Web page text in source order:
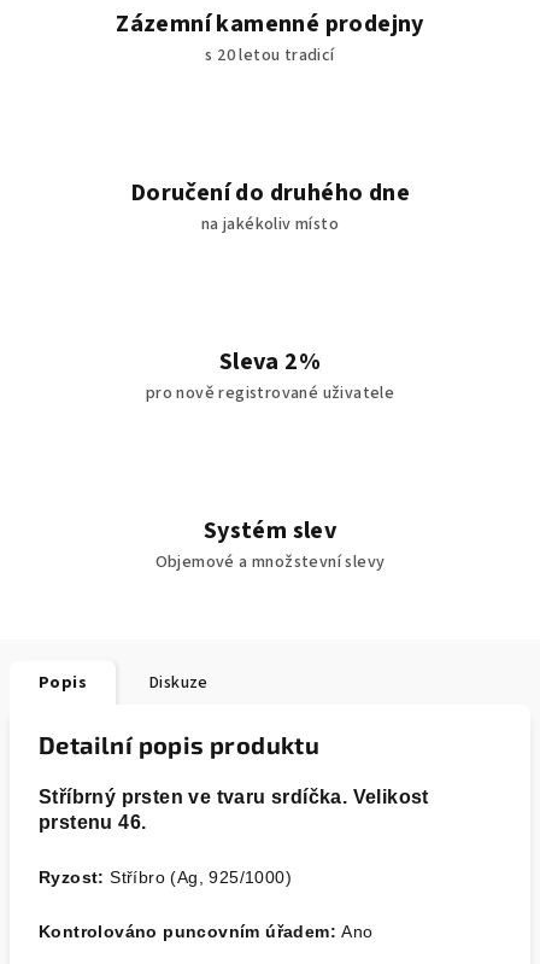
Zázemní kamenné prodejny
s 20 letou tradicí
Doručení do druhého dne
na jakékoliv místo
Sleva 2%
pro nově registrované uživatele
Systém slev
Objemové a množstevní slevy
Popis Diskuze
Detailní popis produktu
Stříbrný prsten ve tvaru srdíčka. Velikost
prstenu 46.
Ryzost:Stříbro (Ag, 925/1000)
Kontrolováno puncovním úřadem:Ano